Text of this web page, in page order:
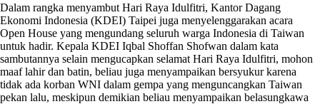
Dalam rangka menyambut Hari Raya Idulfitri, Kantor Dagang
Ekonomi Indonesia (KDEI) Taipei juga menyelenggarakan acara
Open House yang mengundang seluruh warga Indonesia di Taiwan
untuk hadir. Kepala KDEI Iqbal Shoffan Shofwan dalam kata
sambutannya selain mengucapkan selamat Hari Raya Idulfitri, mohon
maaf lahir dan batin, beliau juga menyampaikan bersyukur karena
tidak ada korban WNI dalam gempa yang menguncangkan Taiwan
pekan lalu, meskipun demikian beliau menyampaikan belasungkawa